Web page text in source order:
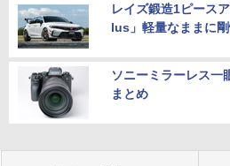
レイズ鍛造1ピース
lus」軽量なままに
ソニーミラーレス一
まとめ